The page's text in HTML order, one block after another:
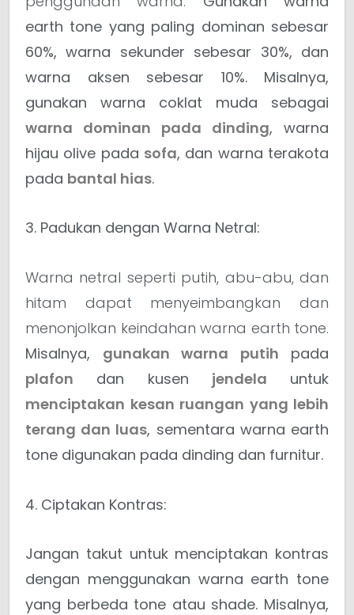
earth tone yang paling dominan sebesar
60%, warna sekunder sebesar 30%, dan
warna aksen sebesar 10%.
Misalnya,
gunakan warna coklat muda sebagai
warna dominan pada dinding, warna
hijau olive pada sofa, dan warna terakota
pada bantal hias.
3. Padukan dengan Warna Netral:
Warna netral seperti putih, abu-abu, dan
hitam dapat menyeimbangkan dan
menonjolkan keindahan warna earth tone.
Misalnya, gunakan warna putih pada
plafon dan kusen jendela untuk
menciptakan kesan ruangan yang lebih
terang dan luas, sementara warna earth
tone digunakan pada dinding dan furnitur.
4. Ciptakan Kontras:
Jangan takut untuk menciptakan kontras
dengan menggunakan warna earth tone
yang berbeda tone atau shade. Misalnya,